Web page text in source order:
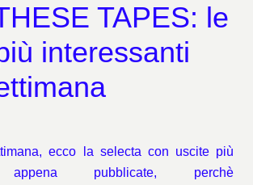
TAPES: le
interessanti
ecco la selecta con uscite più
appena pubblicate, perchè